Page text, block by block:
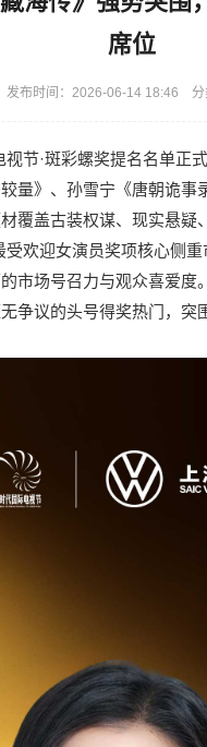
席位
发布时间：2026-06-14 18:46 分
节·斑彩螺奖提名名单
量》、孙雪宁《唐朝诡
覆盖古装权谋、现实悬
欢迎女演员奖项核心侧
市场号召力与观众喜爱
争议的头号得奖热门，突